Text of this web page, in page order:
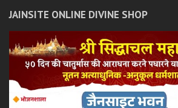
JAINSITE ONLINE DIVINE SHOP